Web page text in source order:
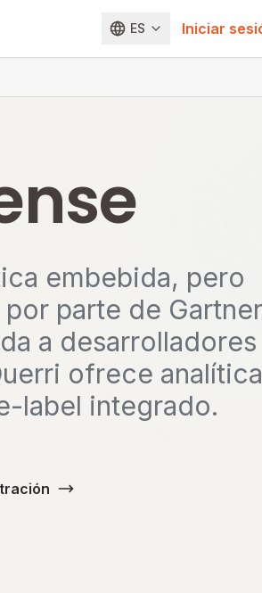
ES Iniciar
embebida, pero
parte de Gartner
a desarrolladores
ofrece analítica
label integrado.